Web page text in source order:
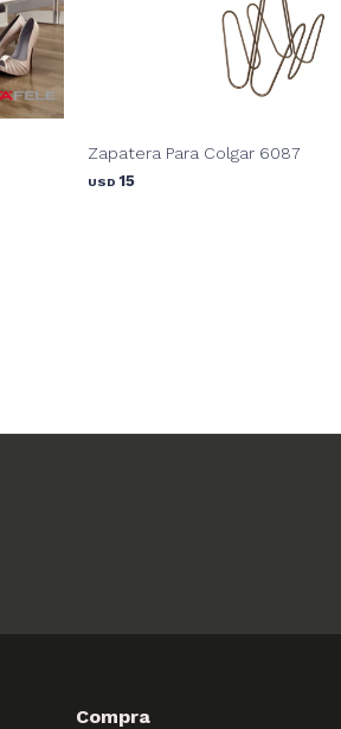
Zapatera Para Colgar 6087
USD 15
Compra